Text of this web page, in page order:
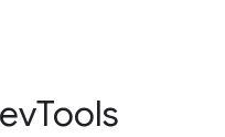
Tools